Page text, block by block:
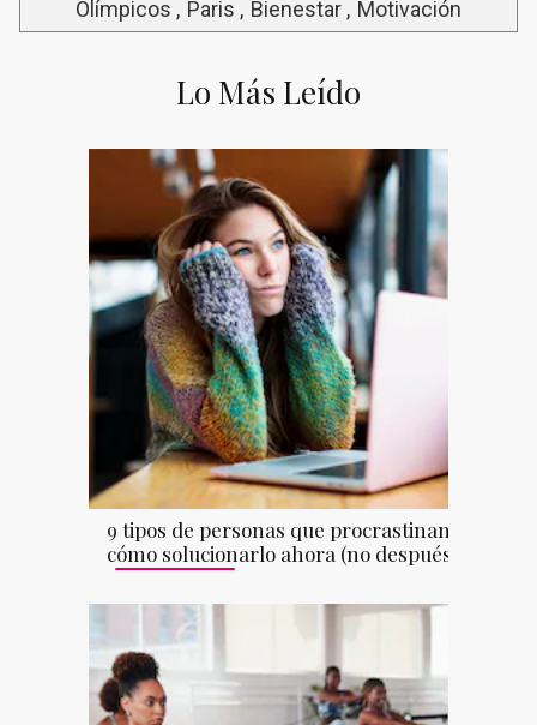
Olímpicos
Paris Bienestar Motivación
Lo Más Leído
9 tipos de personas que procrastinan y
cómo solucionarlo ahora (no después)